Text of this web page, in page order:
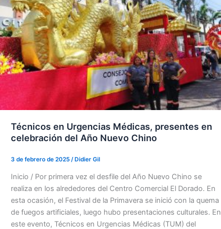
Técnicos en Urgencias Médicas, presentes en
celebración del Año Nuevo Chino
3 de febrero de 2025 /Didier Gil
Inicio / Por primera vez el desfile del Año Nuevo Chino se
realiza en los alrededores del Centro Comercial El Dorado. En
esta ocasión, el Festival de la Primavera se inició con la quema
de fuegos artificiales, luego hubo presentaciones culturales. En
este evento, Técnicos en Urgencias Médicas (TUM) del